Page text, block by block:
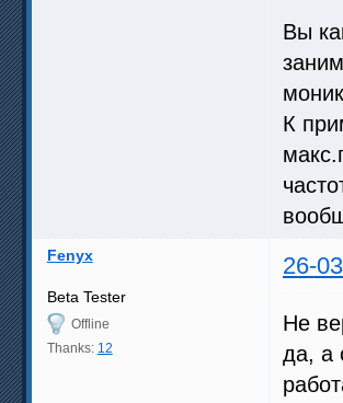
Вы
К
Fenyx 26-
Beta Tester
Offline
Thanks: 12
Не
да, а